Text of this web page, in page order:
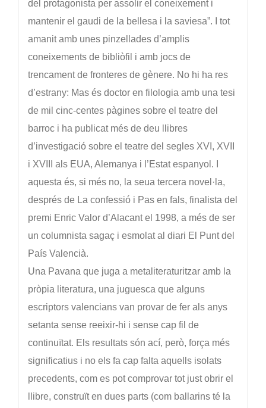
del protagonista per assolir el coneixement i
mantenir el gaudi de la bellesa i la saviesa”. I tot
amanit amb unes pinzellades d’amplis
coneixements de bibliòfil i amb jocs de
trencament de fronteres de gènere. No hi ha res
d’estrany: Mas és doctor en filologia amb una tesi
de mil cinc-centes pàgines sobre el teatre del
barroc i ha publicat més de deu llibres
d’investigació sobre el teatre del segles XVI, XVII
i XVIII als EUA, Alemanya i l’Estat espanyol. I
aquesta és, si més no, la seua tercera novel·la,
després de La confessió i Pas en fals, finalista del
premi Enric Valor d’Alacant el 1998, a més de ser
un columnista sagaç i esmolat al diari El Punt del
País Valencià.
Una Pavana que juga a metaliteraturitzar amb la
pròpia literatura, una juguesca que alguns
escriptors valencians van provar de fer als anys
setanta sense reeixir-hi i sense cap fil de
continuïtat. Els resultats són ací, però, força més
significatius i no els fa cap falta aquells isolats
precedents, com es pot comprovar tot just obrir el
llibre, construït en dues parts (com ballarins té la